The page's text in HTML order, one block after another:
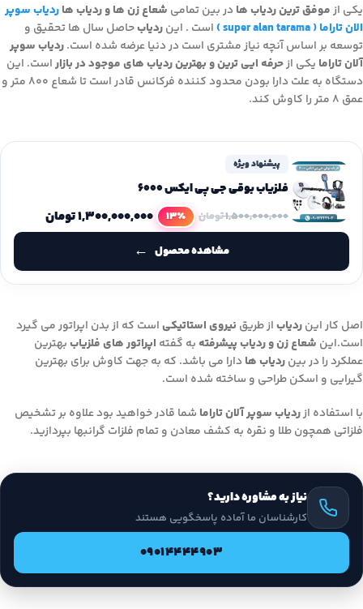
یکی ازموفق ترین ردیاب ها در بین تمامی شعاع زن ها و ردیاب هاردیاب سوپر
الان تاراما ( super alan tarama )
است . اینردیابحاصل سال ها تحقیق و
توسعه بر اساس آنچه نیاز مشتری است در دنیا عرضه شده است.ردیاب سوپر
آلان تاراما یکی ازحرفه ایی ترین و بهترین ردیاب های موجود در بازاراست. این
دستگاه به علت دارا بودن محدود کننده فرکانس قادر است تا شعاع ۸۰۰ متر و
عمق ۸ متر را کاوش کند.
پیشنهاد ویژه
فلزیاب بوقی جی پی ایکس 6000
۱,۵۰۰,۰۰۰,۰۰۰تومان 13٪ ۱,۳۰۰,۰۰۰,۰۰۰تومان
مشاهده محصول
اصل کار اینردیاباز طریق نیروی استاتیکیاست که از بدن اپراتور می گیرد
است.این شعاع زن و ردیاب پیشرفته به گفته اپراتور های فلزیاببهترین
عملکرد را در بینردیاب ها دارا می باشد. که به جهت کاوش برای بهترین
گیرایی و اسکن طراحی و ساخته شده است.
با استفاده ازردیاب سوپر آلان تاراما شما قادر خواهید بود علاوه بر تشخیص
فلزاتی همچون طلا و نقره به کشف معادن و تمام فلزات گرانبها بپردازید.
نیاز به مشاوره دارید؟
کارشناسان ما آماده پاسخگویی هستند
09014444903